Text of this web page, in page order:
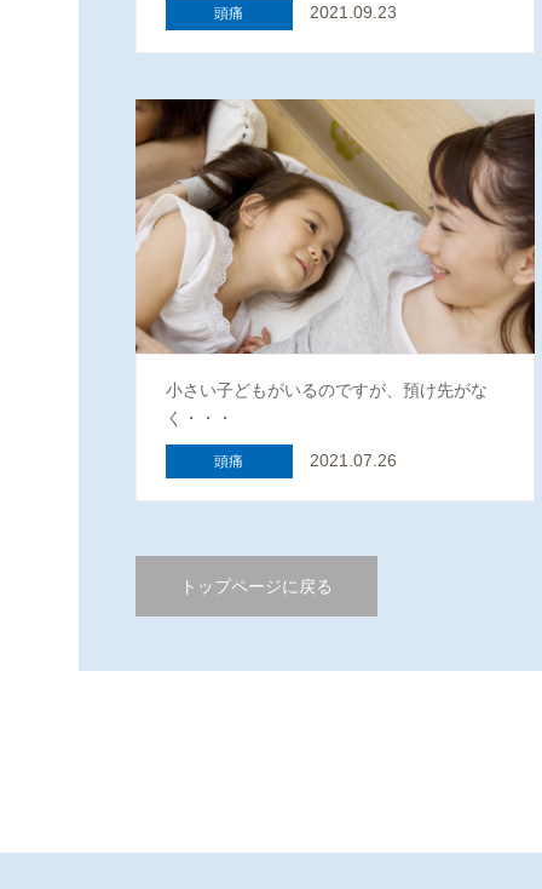
頭痛 2021.09.23
小さい子どもがいるのですが、預け先がな
く・・・
頭痛 2021.07.26
トップページに戻る